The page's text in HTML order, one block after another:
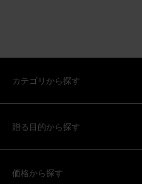
カテゴリから探す
贈る目的から探す
価格から探す